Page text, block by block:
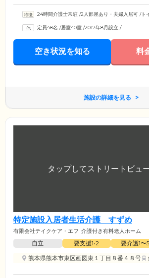
24時間介護士常駐 /2人部屋あり・夫婦入居可 /ト
定員48名 /居室40室 /2017年8月設立 /
空き状況を知る 料
施設の詳細を見る
特定施設入居者生活介護 すずめ
有限会社テイクケア・エフ 介護付き有料老人ホーム
自立 要支援1•2 要介護1〜5
熊本県熊本市東区画図東１丁目８番４８号